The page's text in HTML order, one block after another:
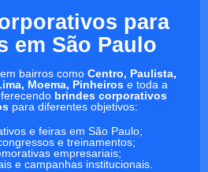
para
em São Paulo
bairros como Centro, Paulista,
Moema, Pinheiros e toda a
brindes corporativos
para diferentes objetivos:
e feiras em São Paulo;
e treinamentos;
empresariais;
e campanhas institucionais.